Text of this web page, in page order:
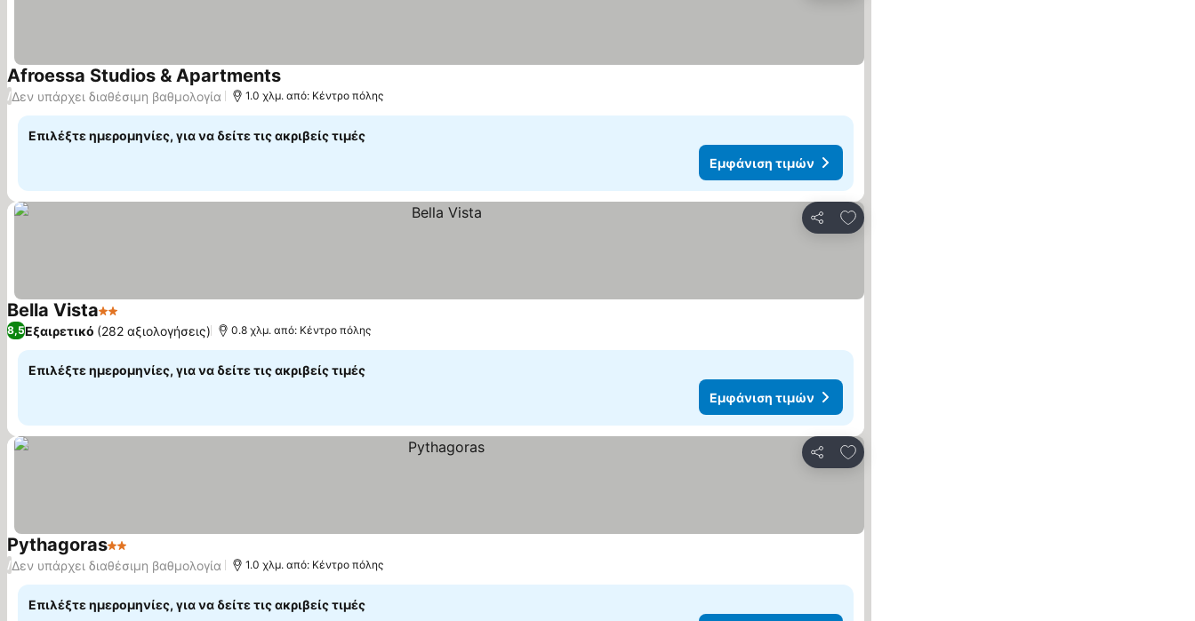
Afroessa Studios & ApartmentsΕμφάνιση τιμών
/Δεν υπάρχει διαθέσιμη βαθμολογία 1.0 χλμ. από: Κέντρο πόλης
Επιλέξτε ημερομηνίες, για να δείτε τις ακριβείς τιμές
Εμφάνιση τιμών
Κοινοποίηση
Προσθήκη στα αγαπημένα
Bella Vista2 ΑστέριαΕμφάνιση τιμών
8,5Εξαιρετικό (282 αξιολογήσεις) 0.8 χλμ. από: Κέντρο πόλης
Επιλέξτε ημερομηνίες, για να δείτε τις ακριβείς τιμές
Εμφάνιση τιμών
Κοινοποίηση
Προσθήκη στα αγαπημένα
Pythagoras2 ΑστέριαΕμφάνιση τιμών
/Δεν υπάρχει διαθέσιμη βαθμολογία 1.0 χλμ. από: Κέντρο πόλης
Επιλέξτε ημερομηνίες, για να δείτε τις ακριβείς τιμές